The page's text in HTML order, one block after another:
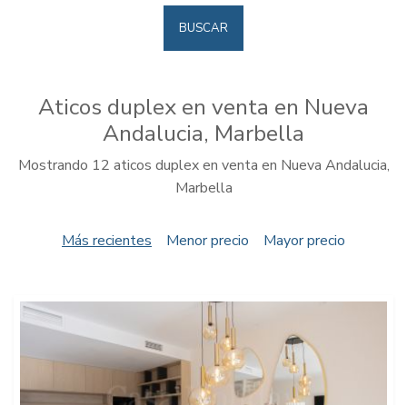
BUSCAR
Aticos duplex en venta en Nueva
Andalucia, Marbella
Mostrando 12 aticos duplex en venta en Nueva Andalucia,
Marbella
Más recientes Menor precio Mayor precio